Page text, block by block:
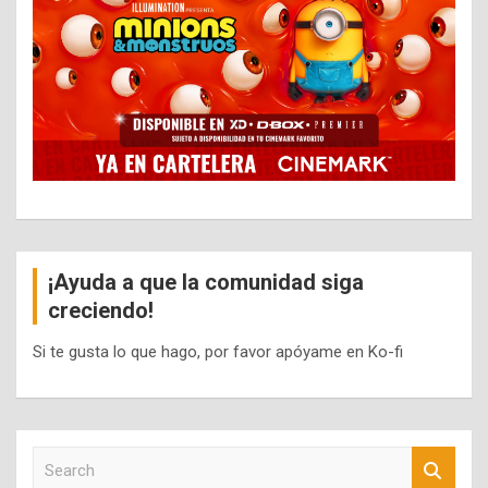
¡Ayuda a que la comunidad siga
creciendo!
Si te gusta lo que hago, por favor apóyame en Ko-fi